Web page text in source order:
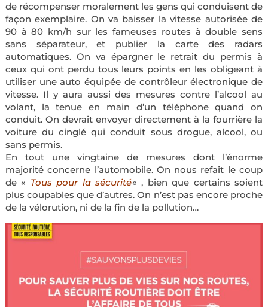
de récompenser moralement les gens qui conduisent de
façon exemplaire. On va baisser la vitesse autorisée de
90 à 80 km/h sur les fameuses routes à double sens
sans séparateur, et publier la carte des radars
automatiques. On va épargner le retrait du permis à
ceux qui ont perdu tous leurs points en les obligeant à
utiliser une auto équipée de contrôleur électronique de
vitesse. Il y aura aussi des mesures contre l’alcool au
volant, la tenue en main d’un téléphone quand on
conduit. On devrait envoyer directement à la fourrière la
voiture du cinglé qui conduit sous drogue, alcool, ou
sans permis.
En tout une vingtaine de mesures dont l’énorme
majorité concerne l’automobile. On nous refait le coup
de « Tous pour la sécurité« , bien que certains soient
plus coupables que d’autres. On n’est pas encore proche
de la vélorution, ni de la fin de la pollution…